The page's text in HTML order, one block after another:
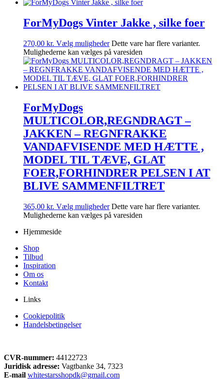
ForMyDogs Vinter Jakke , silke foer
270,00 kr. Vælg muligheder Dette vare har flere varianter.
Mulighederne kan vælges på varesiden
ForMyDogs
MULTICOLOR,REGNDRAGT –
JAKKEN – REGNFRAKKE
VANDAFVISENDE MED HÆTTE ,
MODEL TIL TÆVE, GLAT
FOER,FORHINDRER PELSEN I AT
BLIVE SAMMENFILTRET
365,00 kr. Vælg muligheder Dette vare har flere varianter.
Mulighederne kan vælges på varesiden
Hjemmeside
Shop
Tilbud
Inspiration
Om os
Kontakt
Links
Cookiepolitik
Handelsbetingelser
CVR-nummer: 44122723
Juridisk adresse: Vagtbanke 34, 7323
E-mail whitestarsshopdk@gmail.com